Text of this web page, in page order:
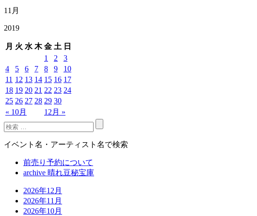
11月
2019
月 火 水 木 金 土 日
« 10月 12月 »
1 2
3
4
5 6 7 8 9
10
11 12 13 14 15 16 17
18 19 20 21 22 23 24
25 26 27 28 29 30
イベント名・アーティスト名で検索
前売り予約について
archive 晴れ豆秘宝庫
2026年12月
2026年11月
2026年10月